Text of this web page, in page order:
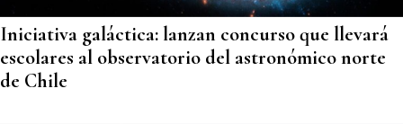
Iniciativa galáctica: lanzan concurso que llevará
escolares al observatorio del astronómico norte
de Chile